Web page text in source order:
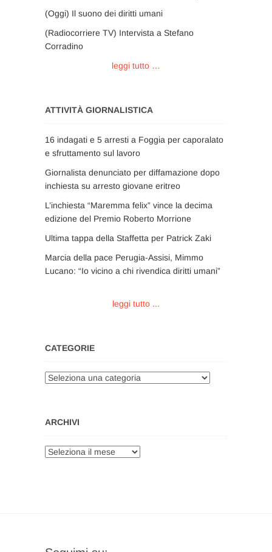
(Oggi) Il suono dei diritti umani
(Radiocorriere TV) Intervista a Stefano
Corradino
leggi tutto …
ATTIVITÀ GIORNALISTICA
16 indagati e 5 arresti a Foggia per caporalato
e sfruttamento sul lavoro
Giornalista denunciato per diffamazione dopo
inchiesta su arresto giovane eritreo
L’inchiesta “Maremma felix” vince la decima
edizione del Premio Roberto Morrione
Ultima tappa della Staffetta per Patrick Zaki
Marcia della pace Perugia-Assisi, Mimmo
Lucano: “Io vicino a chi rivendica diritti umani”
leggi tutto ...
CATEGORIE
Categorie
ARCHIVI
Archivi